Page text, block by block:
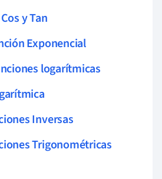
y Tan
Exponencial
logarítmicas
Inversas
Trigonométricas